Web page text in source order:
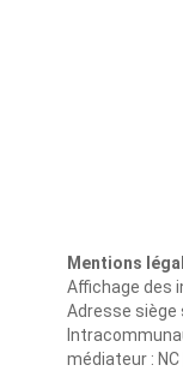
Mentions
Affichage des
Adresse siège
médiateur : NC